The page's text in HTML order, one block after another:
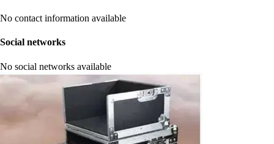
No contact information available
Social networks
No social networks available